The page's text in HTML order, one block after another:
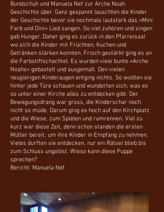
Bundschuh und Manuela Nef zur Arche Noah
Geschichte über. Ganz gespannt lauschten die Kinder
der Geschichte bevor sie nochmals lautstark das «Mini
Farb und Dini» Lied sangen. So viel zuhören und singen
gab Hunger. Daher ging es zurück in den Pfarreisaal
wo sich die Kinder mit Früchten, Kuchen und
Getränken stärken konnten. Frisch gestärkt ging es an
die Farbstiftschachtel. Es wurden viele bunte «Arche
Noahs» gebastelt und ausgemalt. Den vielen
neugierigen Kinderaugen entging nichts. So wollten sie
hinter jede Türe schauen und wunderten sich, was es
so unter einer Kirche alles zu entdecken gibt. Der
Bewegungsdrang war gross, die Kinderschar noch
nicht so müde. Darum ging es hoch auf den Kirchplatz
und die Wiese, zum Spielen und rumrennen. Viel zu
kurz war diese Zeit, denn schon standen die ersten
Mütter bereit, um ihre Kinder in Empfang zu nehmen.
Vieles durften sie entdecken, nur ein Rätsel blieb bis
zum Schluss ungelöst. Wieso kann diese Puppe
sprechen?
Bericht: Manuela Nef